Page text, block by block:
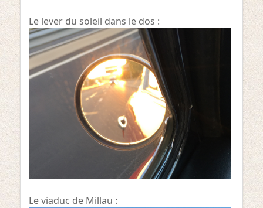
Le lever du soleil dans le dos :
Le viaduc de Millau :